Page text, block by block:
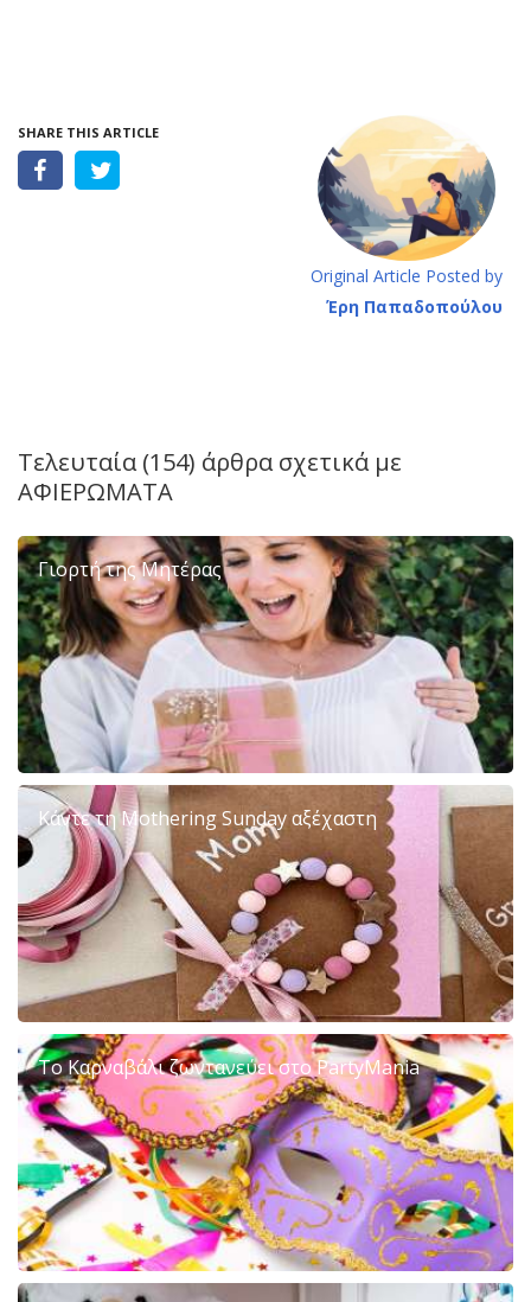
SHARE THIS ARTICLE
Original Article Posted by
Έρη Παπαδοπούλου
Τελευταία (154) άρθρα σχετικά με
ΑΦΙΕΡΩΜΑΤΑ
Γιορτή της Μητέρας
Κάντε τη Mothering Sunday αξέχαστη
Το Καρναβάλι ζωντανεύει στο PartyMania